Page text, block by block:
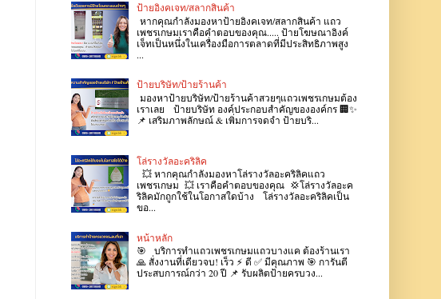
ป้ายอิงคเจท/สลากสินค้า
หากคุณกำลังมองหาป้ายอิงคเจท/สลากสินค้า แถว
เพชรเกษมเราคือคำตอบของคุณ..... ป้ายโฆษณาอิงค์
เจ็ทเป็นหนึ่งในเครื่องมือการตลาดที่มีประสิทธิภาพสูง
...
ป้ายบริษัท/ป้ายร้านค้า
มองหาป้ายบริษัท/ป้ายร้านค้าสวยๆแถวเพชรเกษมต้อง
เราเลย ป้ายบริษัท องค์ประกอบสำคัญขององค์กร 🏢✨
📌 เสริมภาพลักษณ์ & เพิ่มการจดจำ ป้ายบริ...
โล่รางวัลอะคริลิค
💥 หากคุณกำลังมองหาโล่รางวัลอะคริลิคแถว
เพชรเกษม 💥 เราคือคำตอบของคุณ 💢โล่รางวัลอะค
ริลิคมักถูกใช้ในโอกาสใดบ้าง โล่รางวัลอะคริลิคเป็น
ขอ...
หน้าหลัก
🎯 บริการทำแถวเพชรเกษมแถวบางแค ต้องร้านเรา
🙏 สั่งงานที่เดียวจบ! เร็ว ⚡ ดี ✅ มีคุณภาพ 🎯 การันตี
ประสบการณ์กว่า 20 ปี 📌 รับผลิตป้ายครบวง...